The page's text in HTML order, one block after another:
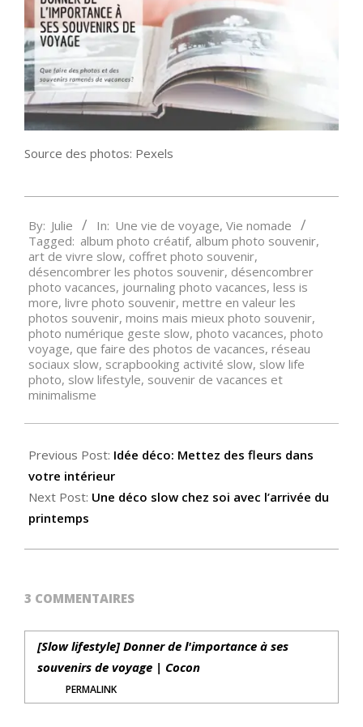
Source des photos: Pexels
02-
28
By: Julie In: Une vie de voyage, Vie nomade
Tagged: album photo créatif, album photo souvenir,
art de vivre slow, coffret photo souvenir,
désencombrer les photos souvenir, désencombrer
photo vacances, journaling photo vacances, less is
more, livre photo souvenir, mettre en valeur les
photos souvenir, moins mais mieux photo souvenir,
photo numérique geste slow, photo vacances, photo
voyage, que faire des photos de vacances, réseau
sociaux slow, scrapbooking activité slow, slow life
photo, slow lifestyle, souvenir de vacances et
minimalisme
Previous Post: Idée déco: Mettez des fleurs dans
votre intérieur
Next Post: Une déco slow chez soi avec l’arrivée du
printemps
3 COMMENTAIRES
[Slow lifestyle] Donner de l'importance à ses
souvenirs de voyage | Cocon
PERMALINK